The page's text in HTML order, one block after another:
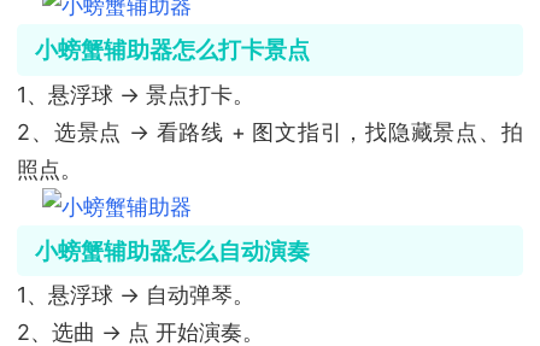
小螃蟹辅助器怎么打卡景点
1、悬浮球 → 景点打卡。
2、选景点 → 看路线 + 图文指引，找隐藏景点、拍
照点。
小螃蟹辅助器怎么自动演奏
1、悬浮球 → 自动弹琴。
2、选曲 → 点 开始演奏。